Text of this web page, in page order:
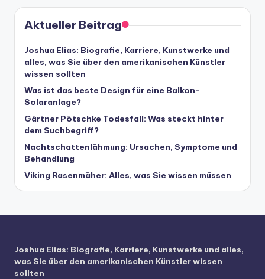
Aktueller Beitrag
Joshua Elias: Biografie, Karriere, Kunstwerke und
alles, was Sie über den amerikanischen Künstler
wissen sollten
Was ist das beste Design für eine Balkon-
Solaranlage?
Gärtner Pötschke Todesfall: Was steckt hinter
dem Suchbegriff?
Nachtschattenlähmung: Ursachen, Symptome und
Behandlung
Viking Rasenmäher: Alles, was Sie wissen müssen
Joshua Elias: Biografie, Karriere, Kunstwerke und alles,
was Sie über den amerikanischen Künstler wissen
sollten